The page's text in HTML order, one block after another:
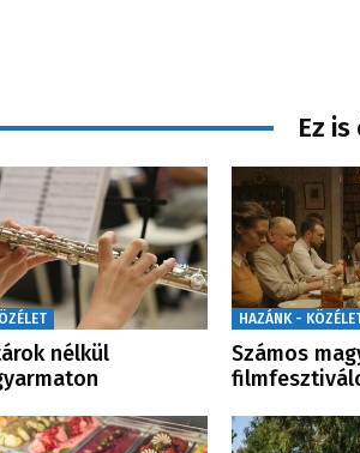
Ez
nélkül
HAZÁNK -
Számos